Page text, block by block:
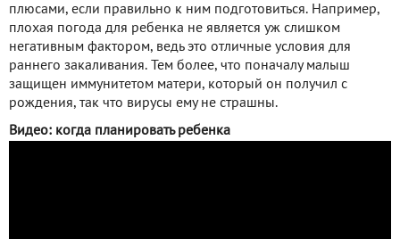
плюсами, если правильно к ним подготовиться. Например,
плохая погода для ребенка не является уж слишком
негативным фактором, ведь это отличные условия для
раннего закаливания. Тем более, что поначалу малыш
защищен иммунитетом матери, который он получил с
рождения, так что вирусы ему не страшны.
Видео: когда планировать ребенка